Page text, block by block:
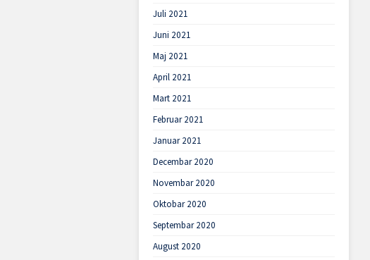
Juli 2021
Juni 2021
Maj 2021
April 2021
Mart 2021
Februar 2021
Januar 2021
Decembar 2020
Novembar 2020
Oktobar 2020
Septembar 2020
August 2020